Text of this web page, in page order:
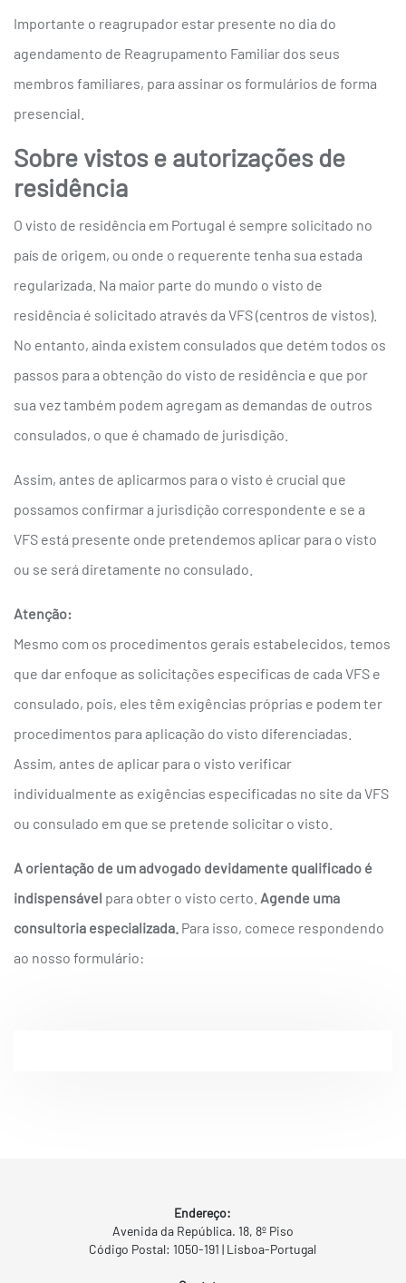
Importante o reagrupador estar presente no dia do
agendamento de Reagrupamento Familiar dos seus
membros familiares, para assinar os formulários de forma
presencial.
Sobre vistos e autorizações de
residência
O visto de residência em Portugal é sempre solicitado no
país de origem, ou onde o requerente tenha sua estada
regularizada. Na maior parte do mundo o visto de
residência é solicitado através da VFS (centros de vistos).
No entanto, ainda existem consulados que detém todos os
passos para a obtenção do visto de residência e que por
sua vez também podem agregam as demandas de outros
consulados, o que é chamado de jurisdição.
Assim, antes de aplicarmos para o visto é crucial que
possamos confirmar a jurisdição correspondente e se a
VFS está presente onde pretendemos aplicar para o visto
ou se será diretamente no consulado.
Atenção:
Mesmo com os procedimentos gerais estabelecidos, temos
que dar enfoque as solicitações especificas de cada VFS e
consulado, pois, eles têm exigências próprias e podem ter
procedimentos para aplicação do visto diferenciadas.
Assim, antes de aplicar para o visto verificar
individualmente as exigências especificadas no site da VFS
ou consulado em que se pretende solicitar o visto.
A orientação de um advogado devidamente qualificado é
indispensável para obter o visto certo. Agende uma
consultoria especializada. Para isso, comece respondendo
ao nosso formulário:
Endereço:
Avenida da República. 18, 8º Piso
Código Postal: 1050-191 | Lisboa-Portugal